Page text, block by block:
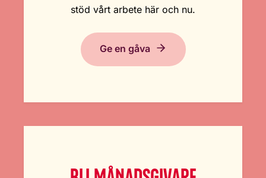
stöd vårt arbete här och nu.
Ge en gåva